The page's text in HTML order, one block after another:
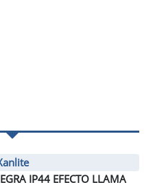
IP44 EFECTO LLAMA